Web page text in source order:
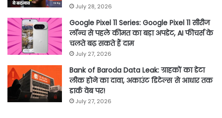
July 28, 2026
Google Pixel 11 Series: Google Pixel 11 सीरीज
लॉन्च से पहले कीमत का बड़ा अपडेट, AI फीचर्स के
चलते बढ़ सकते हैं दाम
July 27, 2026
Bank of Baroda Data Leak: ग्राहकों का डेटा
लीक होने का दावा, अकाउंट डिटेल्स से आधार तक
डार्क वेब पर!
July 27, 2026